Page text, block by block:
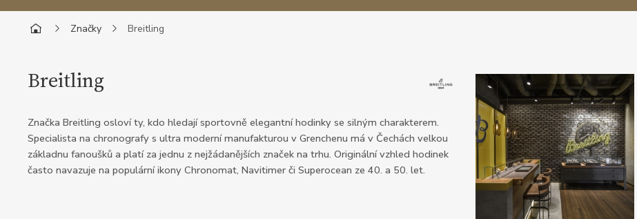
Značky Breitling
Breitling
Značka Breitling osloví ty, kdo hledají sportovně elegantní hodinky se silným charakterem.
Specialista na chronografy s ultra moderní manufakturou v Grenchenu má v Čechách velkou
základnu fanoušků a platí za jednu z nejžádanějších značek na trhu. Originální vzhled hodinek
často navazuje na populární ikony Chronomat, Navitimer či Superocean ze 40. a 50. let.